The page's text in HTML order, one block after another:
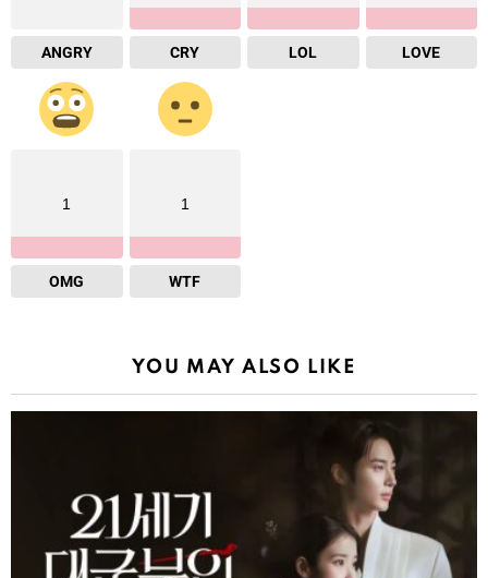
ANGRY CRY LOL LOVE
1
OMG
1
WTF
YOU MAY ALSO LIKE